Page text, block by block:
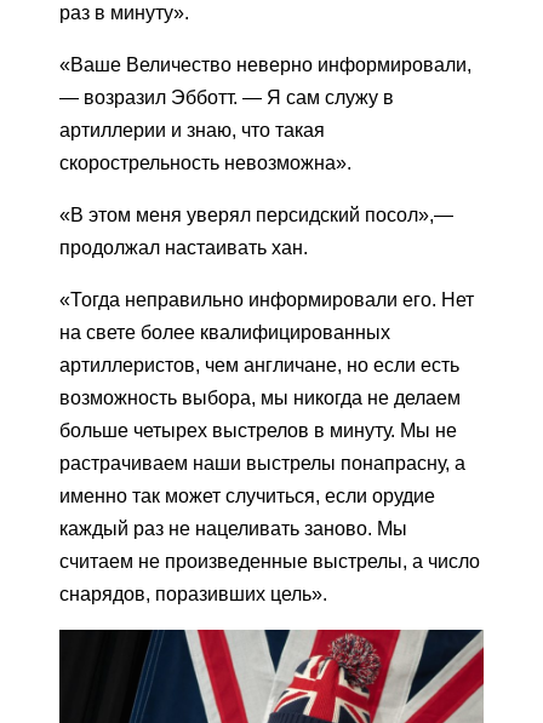
раз в минуту».
«Ваше Величество неверно информировали,
— возразил Эбботт. — Я сам служу в
артиллерии и знаю, что такая
скорострельность невозможна».
«В этом меня уверял персидский посол»,—
продолжал настаивать хан.
«Тогда неправильно информировали его. Нет
на свете более квалифицированных
артиллеристов, чем англичане, но если есть
возможность выбора, мы никогда не делаем
больше четырех выстрелов в минуту. Мы не
растрачиваем наши выстрелы понапрасну, а
именно так может случиться, если орудие
каждый раз не нацеливать заново. Мы
считаем не произведенные выстрелы, а число
снарядов, поразивших цель».